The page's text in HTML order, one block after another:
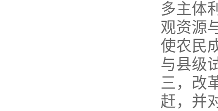
多主体
观资源
使农民
与县级
三，改
赶，并